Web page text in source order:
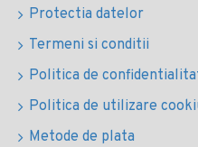
Protectia datelor
Termeni si conditii
Politica de
Politica de utilizare
Metode de plata